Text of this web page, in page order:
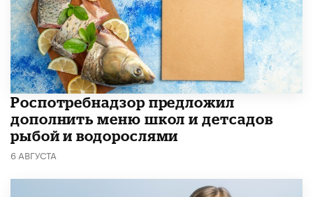
Роспотребнадзор предложил
дополнить меню школ и детсадов
рыбой и водорослями
6 АВГУСТА